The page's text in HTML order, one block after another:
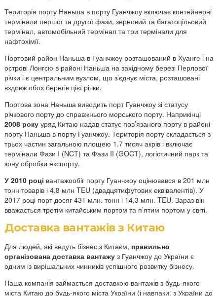
Територія порту Наньша в порту Гуанчжоу включає контейнерні
термінали першої та другої фази, зерновий та багатоцільовий
термінал, автомобільний термінал та три термінали для
нафтохімії.
Портовий район Наньша в Гуанчжоу розташований в Хуанге і на
острові Лонгсю в районі Наньша на західному березі Перлової
річки і є центральним вузлом, що з’єднує міста, розташовані
вздовж обох берегів цієї річки.
Портова зона Наньша виводить порт Гуанчжоу зі статусу
річкового порту до справжнього морського порту. Наприкінці
2008 року уряд Китаю надав статус пов’язаного порту в районі
порту Наньша в порту Гуанчжоу. Територія порту складається з
трьох частин загальною площею 1,7 тисяч акрів і включає
термінали Фази I (NCT) та Фази II (GOCT), логістичний парк та
зону обробки експорту.
У 2010 році вантажообіг порту Гуанчжоу оцінювався в 201 млн
тонн товарів і 4,8 млн TEU (двадцятифутових еквівалентів). У
2017 році порт досяг 431 млн. тонн і 14,3 млн. TEU. Зараз він
вважається третім китайським портом та п’ятим портом у світі.
Доставка вантажів з Китаю
Для людей, які ведуть бізнес з Китаєм, правильно
організована доставка вантажу з Гуанчжоу до України є
одним із вирішальних чинників успішного розвитку бізнесу.
Наша компанія займається доставкою вантажів з будь-якого
міста Китаю до будь-якого міста України (і навпаки: з України до